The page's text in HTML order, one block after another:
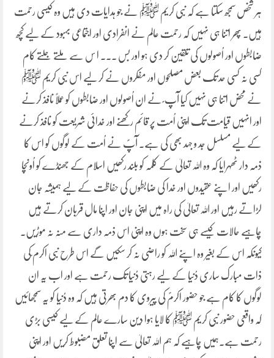
ہر شخص سمجھ سکتا ہے کہ نبی کریم ﷺ نے جو ہدایات دی ہیں وہ کیسی رحمت
ہیں۔ پھر اتنا ہی نہیں کہ رحمت عالم نے انفرادی اور اجتماعی بہبود کے لیے کچھ
ضابطوں اور اُصولوں کی تلقین کر دی ہو اور بس ۔۔۔ ا س سے ملتے جلتے کام
کسی نہ کسی حد تک بعض مصلحوں اور مفکروں نے کر لیے اس نبی کریم ﷺ
نے محض اتنا ہی نہیں کیا آپ ؐ نے ان اُصولوں اور ضابطوں کو عملاً نافذ کرنے
اور انہیں قیامت تک اپنی اُمت پر قائم رکھنے اور خدائی شریعت کو نافذ کرنے
کے لیے مسلسل جد و جہد بھی کی ہے۔ آپؐ نے اُمت کے لوگوں کو اس کا
ذمہ دار ٹھہرایا کہ وہ اللہ تعالیٰ کے کلمہ کو بلند رکھیں اسلام کے جھنڈے کو اُونچا
رکھیں اور اپنے عقیدوں اور خدا کی ضابطوں کی حفاظت کے لیے ہمیشہ جان
لڑاتے رہیں اور اللہ تعالیٰ کی راہ میں اپنی جان اور اپنا مال قربان کرتے ہیں
چاہیے حالات کیسے ہی سخت ہوں وہ اپنی اس ذمہ داری سے منہ نہ موڑیں۔
کیونکہ اس کے بغیر وہ اپنے اللہ کو راضی نہ کر سکیں گے اس طرح نبی اکرم ؐکی
ذات مبارک ساری دُنیا کے لیے رہتی دُنیا تک رحمت ہے اور اب یہ ان
لوگوں کا کام ہے جو حضور اکرمؐ کی پیروی کا دم بھرتی ہیں کہ وہ دُنیا کو یہ سمجھائیں
کہ واقعی حضور نبی کریم ﷺ کا لایا ہوا دین سارے عالم کے لیے کیسی بڑی
رحمت ہے۔ہمیں چاہیے کہ ہم اللہ تعالیٰ سے اپنا تعلق مضبوط کریں اور اپنی